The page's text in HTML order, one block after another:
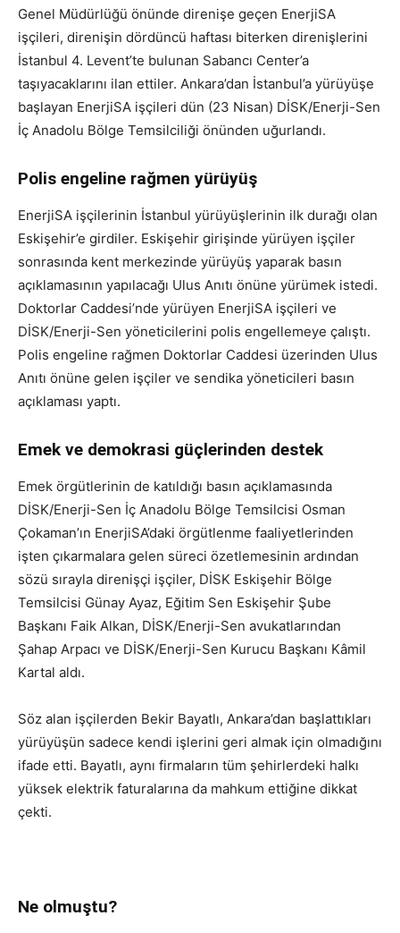
Genel Müdürlüğü önünde direnişe geçen EnerjiSA
işçileri, direnişin dördüncü haftası biterken direnişlerini
İstanbul 4. Levent’te bulunan Sabancı Center’a
taşıyacaklarını ilan ettiler. Ankara’dan İstanbul’a yürüyüşe
başlayan EnerjiSA işçileri dün (23 Nisan) DİSK/Enerji-Sen
İç Anadolu Bölge Temsilciliği önünden uğurlandı.
Polis engeline rağmen yürüyüş
EnerjiSA işçilerinin İstanbul yürüyüşlerinin ilk durağı olan
Eskişehir’e girdiler. Eskişehir girişinde yürüyen işçiler
sonrasında kent merkezinde yürüyüş yaparak basın
açıklamasının yapılacağı Ulus Anıtı önüne yürümek istedi.
Doktorlar Caddesi’nde yürüyen EnerjiSA işçileri ve
DİSK/Enerji-Sen yöneticilerini polis engellemeye çalıştı.
Polis engeline rağmen Doktorlar Caddesi üzerinden Ulus
Anıtı önüne gelen işçiler ve sendika yöneticileri basın
açıklaması yaptı.
Emek ve demokrasi güçlerinden destek
Emek örgütlerinin de katıldığı basın açıklamasında
DİSK/Enerji-Sen İç Anadolu Bölge Temsilcisi Osman
Çokaman’ın EnerjiSA’daki örgütlenme faaliyetlerinden
işten çıkarmalara gelen süreci özetlemesinin ardından
sözü sırayla direnişçi işçiler, DİSK Eskişehir Bölge
Temsilcisi Günay Ayaz, Eğitim Sen Eskişehir Şube
Başkanı Faik Alkan, DİSK/Enerji-Sen avukatlarından
Şahap Arpacı ve DİSK/Enerji-Sen Kurucu Başkanı Kâmil
Kartal aldı.
Söz alan işçilerden Bekir Bayatlı, Ankara’dan başlattıkları
yürüyüşün sadece kendi işlerini geri almak için olmadığını
ifade etti. Bayatlı, aynı firmaların tüm şehirlerdeki halkı
yüksek elektrik faturalarına da mahkum ettiğine dikkat
çekti.
Ne olmuştu?